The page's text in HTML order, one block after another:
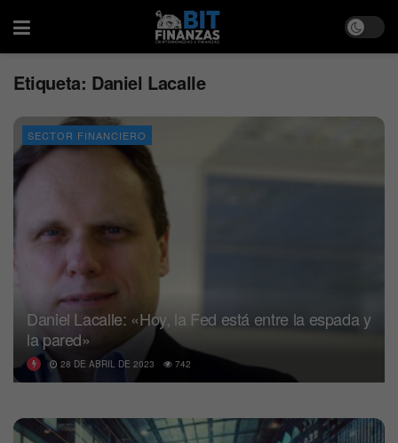
Etiqueta: Daniel Lacalle
SECTOR FINANCIERO
Daniel Lacalle: «Hoy, la Fed está entre la espada y
la pared»
28 DE ABRIL DE 2023 742